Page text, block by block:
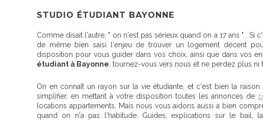
STUDIO ÉTUDIANT BAYONNE
Comme disait l'autre, " on n'est pas sérieux quand on a 17 ans " .
de même bien saisi l'enjeu de trouver un logement décent
disposition pour vous guider dans vos choix, ainsi que dans vos
étudiant à Bayonne , tournez-vous vers nous et ne perdez plus ni
On en connaît un rayon sur la vie étudiante, et c'est bien la
simplifier, en mettant à votre disposition toutes les annonces de
locations appartements. Mais nous vous aidons aussi à bien
quand on n'a pas l'habitude. Guides, explications sur le bail,